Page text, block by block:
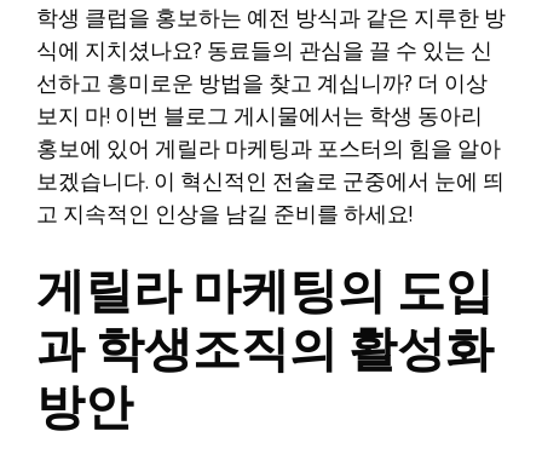
학생 클럽을 홍보하는 예전 방식과 같은 지루한 방
식에 지치셨나요? 동료들의 관심을 끌 수 있는 신
선하고 흥미로운 방법을 찾고 계십니까? 더 이상
보지 마! 이번 블로그 게시물에서는 학생 동아리
홍보에 있어 게릴라 마케팅과 포스터의 힘을 알아
보겠습니다. 이 혁신적인 전술로 군중에서 눈에 띄
고 지속적인 인상을 남길 준비를 하세요!
게릴라 마케팅의 도입
과 학생조직의 활성화
방안